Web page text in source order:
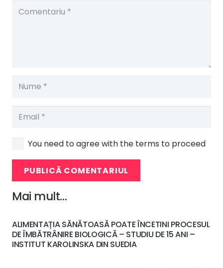
You need to agree with the terms to proceed
PUBLICĂ COMENTARIUL
Mai mult…
ALIMENTAȚIA SĂNĂTOASĂ POATE ÎNCETINI PROCESUL
DE ÎMBĂTRÂNIRE BIOLOGICĂ – STUDIU DE 15 ANI –
INSTITUT KAROLINSKA DIN SUEDIA